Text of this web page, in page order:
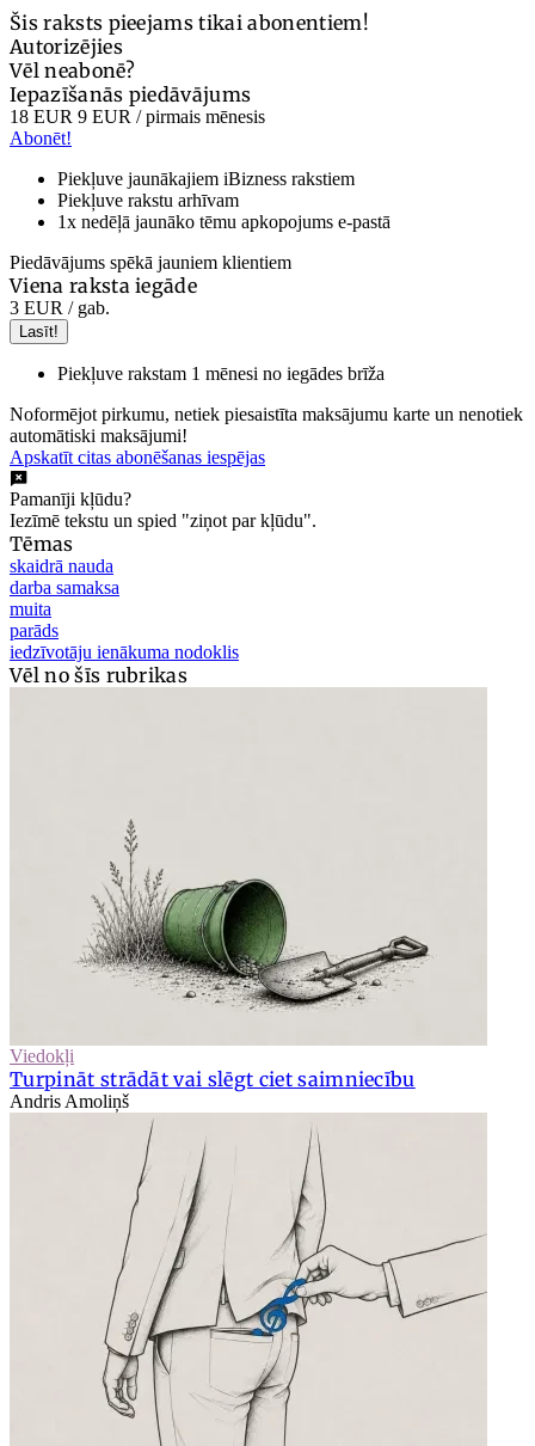
Šis raksts pieejams tikai abonentiem!
Autorizējies
Vēl neabonē?
Iepazīšanās piedāvājums
18 EUR 9 EUR / pirmais mēnesis
Abonēt!
Piekļuve jaunākajiem iBizness rakstiem
Piekļuve rakstu arhīvam
1x nedēļā jaunāko tēmu apkopojums e-pastā
Piedāvājums spēkā jauniem klientiem
Viena raksta iegāde
3 EUR / gab.
Lasīt!
Piekļuve rakstam 1 mēnesi no iegādes brīža
Noformējot pirkumu, netiek piesaistīta maksājumu karte un nenotiek
automātiski maksājumi!
Apskatīt citas abonēšanas iespējas
Pamanīji kļūdu?
Iezīmē tekstu un spied "ziņot par kļūdu".
Tēmas
skaidrā nauda
darba samaksa
muita
parāds
iedzīvotāju ienākuma nodoklis
Vēl no šīs rubrikas
Viedokļi
Turpināt strādāt vai slēgt ciet saimniecību
Andris Amoliņš